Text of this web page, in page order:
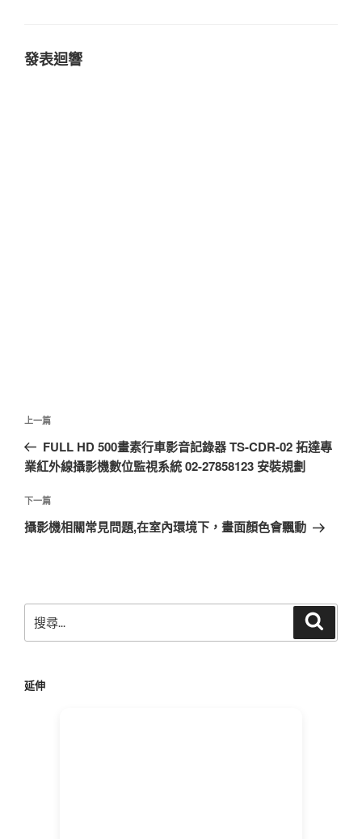
發表迴響
文
導
覽
上
一
篇
章
上一篇
FULL HD 500畫素行車影音記錄器 TS-CDR-02 拓達專
業紅外線攝影機數位監視系統 02-27858123 安裝規劃
下
一
下一篇
攝影機相關常見問題,在室內環境下，畫面顏色會飄動
尋
字:
延伸